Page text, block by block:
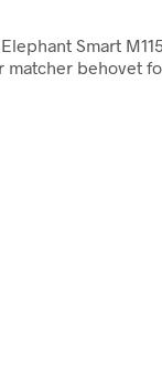
. Elephant Smart